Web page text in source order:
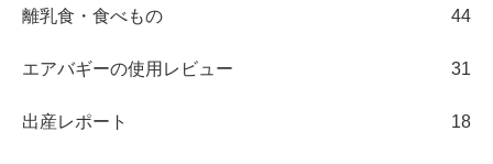
離乳食・食べもの 44
エアバギーの使用レビュー 31
出産レポート 18